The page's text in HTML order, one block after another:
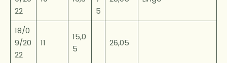
22
5
18/0
9/20
22
11
15,0
5
26,05